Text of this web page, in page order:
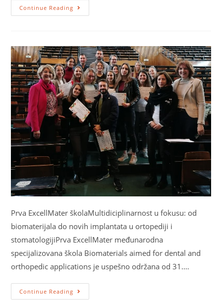
Continue Reading
Prva ExcellMater školaMultidiciplinarnost u fokusu: od
biomaterijala do novih implantata u ortopediji i
stomatologijiPrva ExcellMater međunarodna
specijalizovana škola Biomaterials aimed for dental and
orthopedic applications je uspešno održana od 31.…
Continue Reading